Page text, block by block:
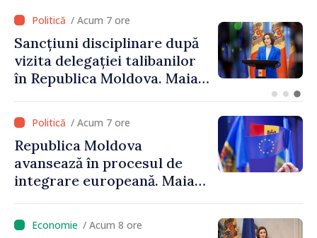
/ Acum 5 ore
Adunarea Populară a
Găgăuziei trebuie să aibă un
mandat deplin. Președinta
libere și corecte””
/ Acum 7 ore
Republica Moldova
avansează în procesul de
integrare europeană. Maia
niciun stat”
/ Acum 8 ore